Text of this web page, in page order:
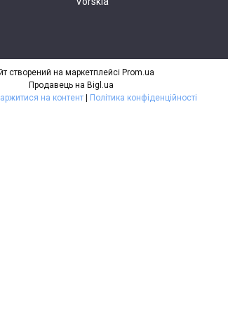
створений на маркетплейсі Prom.ua
Продавець на Bigl.ua
на контент Політика конфіденційності